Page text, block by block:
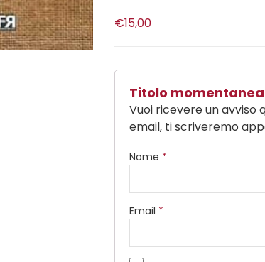
€15,00
Titolo
Vuoi ricevere un avviso
email, ti scriveremo
Nome *
Email *